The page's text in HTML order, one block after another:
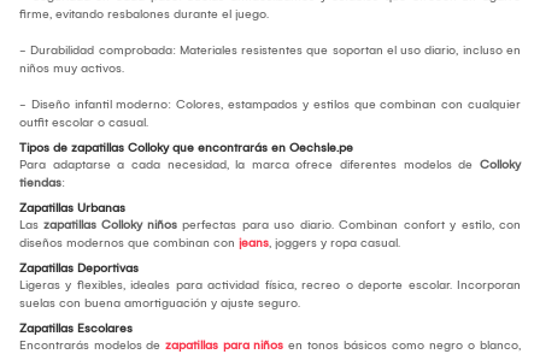
firme, evitando resbalones durante el juego.
- Durabilidad comprobada: Materiales resistentes que soportan el uso diario, incluso en
niños muy activos.
- Diseño infantil moderno: Colores, estampados y estilos que combinan con cualquier
outfit escolar o casual.
Tipos de zapatillas Colloky que encontrarás en Oechsle.pe
Para adaptarse a cada necesidad, la marca ofrece diferentes modelos de Colloky
tiendas:
Zapatillas Urbanas
Las zapatillas Colloky niños perfectas para uso diario. Combinan confort y estilo, con
diseños modernos que combinan con jeans, joggers y ropa casual.
Zapatillas Deportivas
Ligeras y flexibles, ideales para actividad física, recreo o deporte escolar. Incorporan
suelas con buena amortiguación y ajuste seguro.
Zapatillas Escolares
Encontrarás modelos de zapatillas para niños en tonos básicos como negro o blanco,